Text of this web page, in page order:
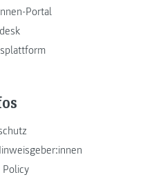
Portal
Policy